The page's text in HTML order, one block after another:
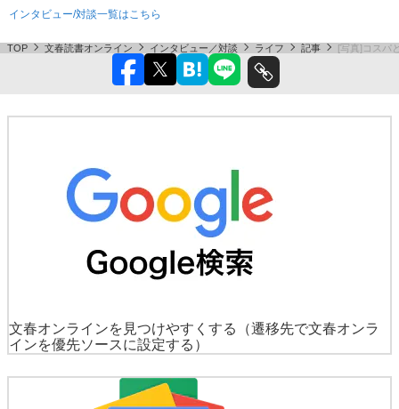
インタビュー/対談一覧はこちら
TOP 文春読書オンライン インタビュー／対談 ライフ 記事 [写真]コスパ
文春オンラインを見つけやすくする
（遷移先で文春オンラ
インを優先ソースに設定する）